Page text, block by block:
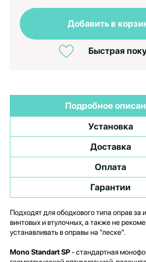
Добавить в
Быстрая
Подробное
Установка
Доставка
Оплата
Гарантии
Подходят для ободкового типа оправ за
винтовых и втулочных, а также не
устанавливать в оправы на "леске".
Mono Standart SP- стандартная